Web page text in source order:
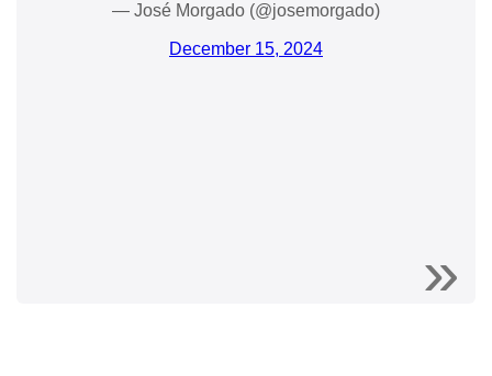
— José Morgado (@josemorgado)
December 15, 2024